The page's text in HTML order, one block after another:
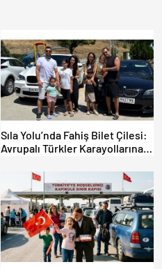
Sıla Yolu’nda Fahiş Bilet Çilesi:
Avrupalı Türkler Karayollarına